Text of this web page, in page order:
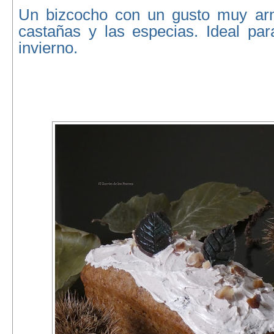
Un bizcocho con un gusto muy
castañas y las especias. Ideal
invierno.